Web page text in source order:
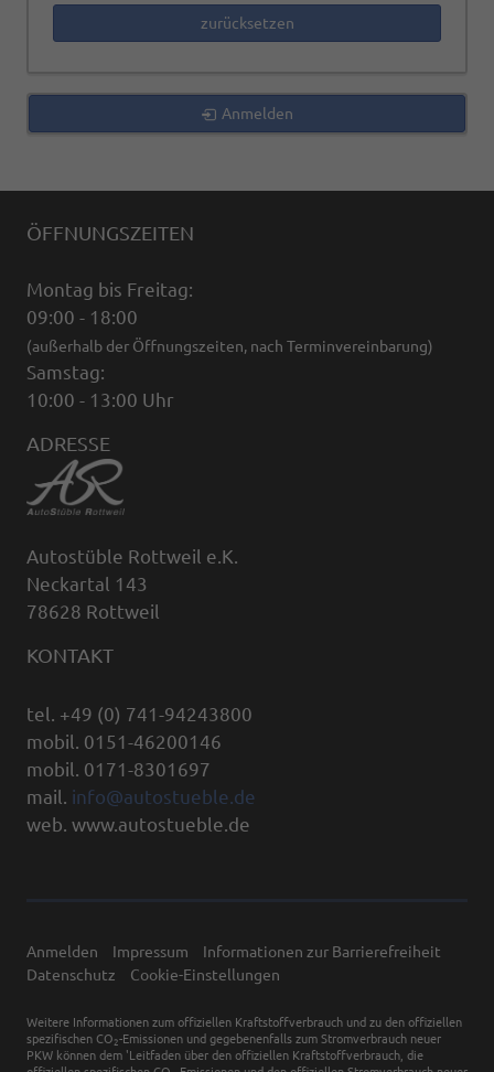
zurücksetzen
Anmelden
ÖFFNUNGSZEITEN
Montag bis Freitag:
09:00 - 18:00
(außerhalb der Öffnungszeiten, nach Terminvereinbarung)
Samstag:
10:00 - 13:00 Uhr
ADRESSE
Autostüble Rottweil e.K.
Neckartal 143
78628 Rottweil
KONTAKT
tel. +49 (0) 741-94243800
mobil. 0151-46200146
mobil. 0171-8301697
mail. info@autostueble.de
web. www.autostueble.de
Anmelden Impressum
Informationen zur Barrierefreiheit
Datenschutz
Cookie-Einstellungen
Weitere Informationen zum offiziellen Kraftstoffverbrauch und zu den offiziellen
spezifischen CO 2-Emissionen und gegebenenfalls zum Stromverbrauch neuer
PKW können dem 'Leitfaden über den offiziellen Kraftstoffverbrauch, die